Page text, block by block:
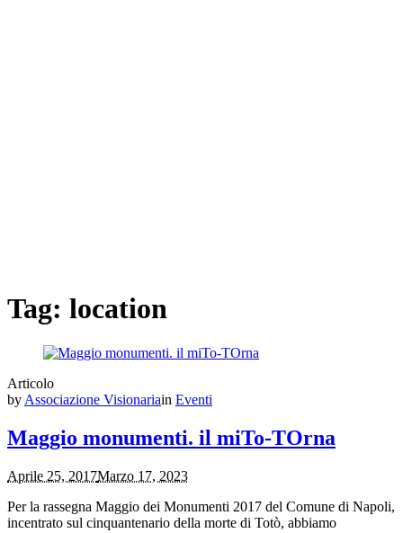
Tag: location
Articolo
by Associazione Visionariain Eventi
Maggio monumenti. il miTo-TOrna
Aprile 25, 2017Marzo 17, 2023
Per la rassegna Maggio dei Monumenti 2017 del Comune di Napoli,
incentrato sul cinquantenario della morte di Totò, abbiamo